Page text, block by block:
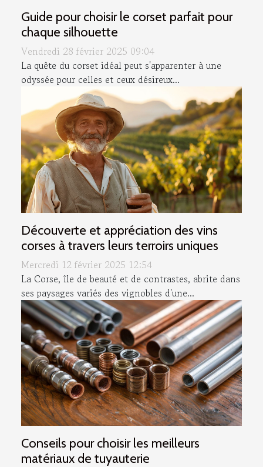
Guide pour choisir le corset parfait pour
chaque silhouette
Vendredi 28 février 2025 09:04
La quête du corset idéal peut s'apparenter à une
odyssée pour celles et ceux désireux...
Découverte et appréciation des vins
corses à travers leurs terroirs uniques
Mercredi 12 février 2025 12:54
La Corse, île de beauté et de contrastes, abrite dans
ses paysages variés des vignobles d'une...
Conseils pour choisir les meilleurs
matériaux de tuyauterie